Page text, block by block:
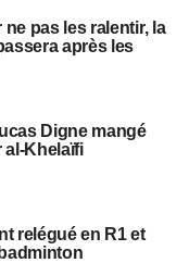
pas les ralentir, la
après les
Digne mangé
al-Khelaïfi
relégué en R1 et